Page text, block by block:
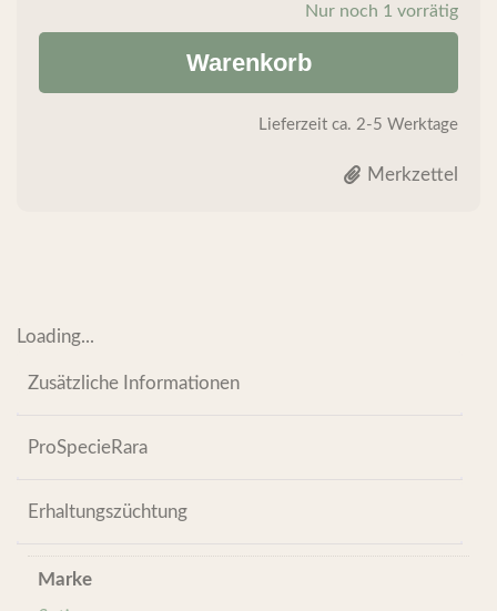
Nur noch 1 vorrätig
Warenkorb
Lieferzeit ca. 2-5 Werktage
Merkzettel
Loading...
Zusätzliche Informationen
ProSpecieRara
Erhaltungszüchtung
Marke